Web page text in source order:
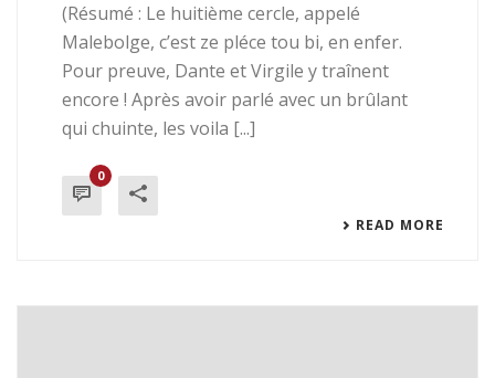
(Résumé : Le huitième cercle, appelé
Malebolge, c’est ze pléce tou bi, en enfer.
Pour preuve, Dante et Virgile y traînent
encore ! Après avoir parlé avec un brûlant
qui chuinte, les voila [...]
0
READ MORE